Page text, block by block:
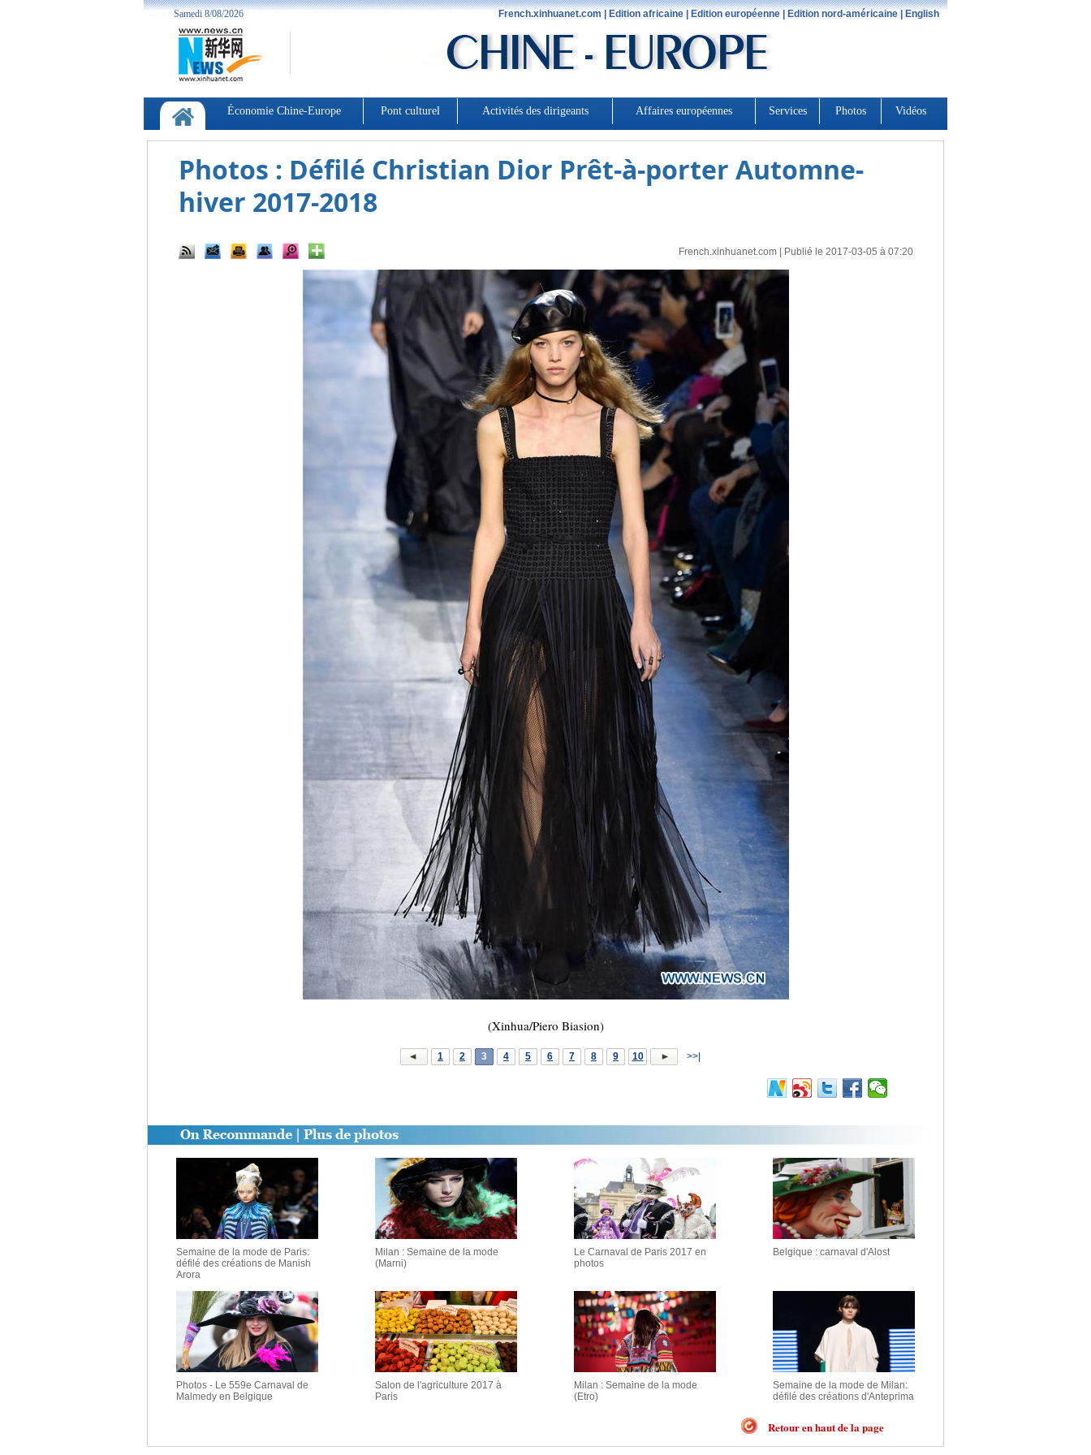
Photos : Défilé Christian Dior Prêt-à-porter Automne-
hiver 2017-2018
French.xinhuanet.com| Publié le 2017-03-05 à 07:20
(Xinhua/Piero Biasion)
1 2 3 4 5 6 7 8 9 10 >>|
Semaine de la mode de Paris:
défilé des créations de Manish
Arora
Milan : Semaine de la mode
(Marni)
Le Carnaval de Paris 2017 en
photos
Belgique : carnaval d'Alost
Photos - Le 559e Carnaval de
Malmedy en Belgique
Salon de l'agriculture 2017 à
Paris
Milan : Semaine de la mode
(Etro)
Semaine de la mode de Milan:
défilé des créations d'Anteprima
Retour en haut de la page